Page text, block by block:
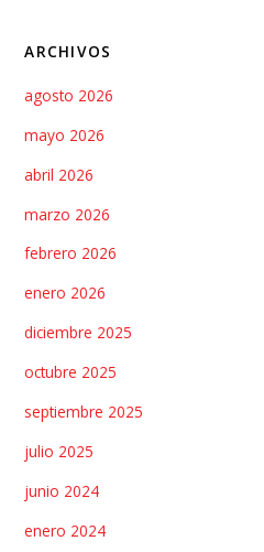
ARCHIVOS
agosto 2026
mayo 2026
abril 2026
marzo 2026
febrero 2026
enero 2026
diciembre 2025
octubre 2025
septiembre 2025
julio 2025
junio 2024
enero 2024